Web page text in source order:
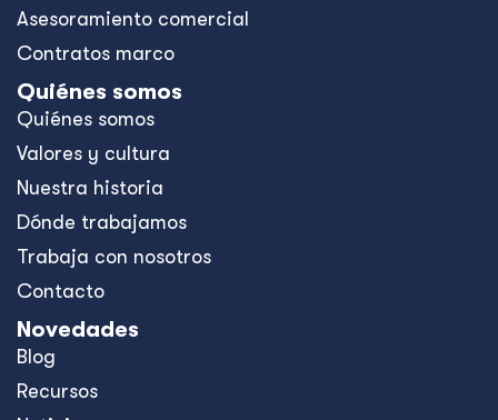
Asesoramiento comercial
Contratos marco
Quiénes somos
Quiénes somos
Valores y cultura
Nuestra historia
Dónde trabajamos
Trabaja con nosotros
Contacto
Novedades
Blog
Recursos